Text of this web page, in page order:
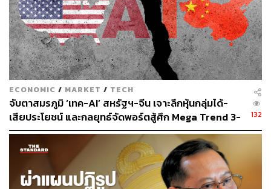
แล้วเด็กจบใหม่ควรรับมืออย่างไร?
คำตอบคือ ‘ต้องปรับตัวเชิงรุก’ โดยเริ่มจากการพัฒนาทักษะที่
AI ยังเข้าไม่ถึง เช่น ความคิดสร้างสรรค์ การแก้ปัญหาที่ซับ
ซ้อน การทำงานร่วมกับผู้อื่น หรือความฉลาดทางอารมณ์ ซึ่ง
ล้วนเป็นจุดอ่อนของระบบอัตโนมัติ
ในขณะเดียวกัน ก็ต้องเรียนรู้ที่จะอยู่กับ AI อย่างมี
ประสิทธิภาพ ไม่ใช่เพื่อแข่งขัน แต่เพื่อใช้เป็นเครื่องมือเสริม
งานวิจัยจาก AWS พบว่า พนักงานไทยที่มีทักษะด้าน AI ได้รับ
ค่าตอบแทนสูงกว่าค่าเฉลี่ยถึง 41% และ 94% ของนายจ้างใน
ไทยต้องการคนที่มีทักษะด้านนี้
ECONOMIC / MARKET / TECH
จับตาสมรภูมิ ‘เทค-AI’ สหรัฐฯ-จีน เจาะลึกหุ้นกลุ่มได้-
เสียประโยชน์ และกลยุทธ์จัดพอร์ตสู้ศึก Mega Trend 3-
5 ปีข้างหน้า
132